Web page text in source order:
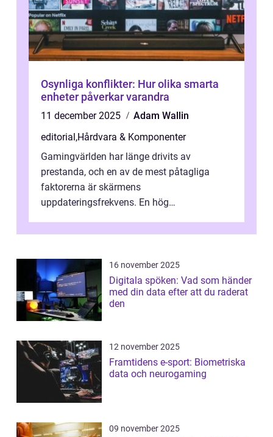
Osynliga konflikter: Hur olika smarta
enheter påverkar varandra
11 december 2025
Adam Wallin
editorial,Hårdvara & Komponenter
Gamingvärlden har länge drivits av
prestanda, och en av de mest påtagliga
faktorerna är skärmens
uppdateringsfrekvens. En hög
16 november 2025
Digitala spöken: Vad som händer
med din data efter att du raderat
den
12 november 2025
Framtidens e-sport: Biometriska
data och neurogaming
09 november 2025